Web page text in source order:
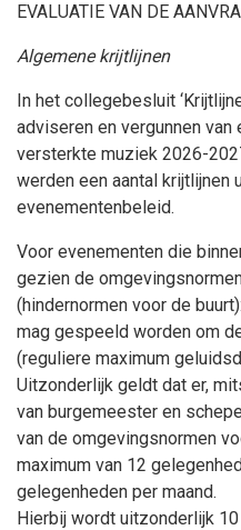
EVALUATIE VAN DE
Algemene krijtlijnen
In het collegebesluit
adviseren en vergunnen
versterkte muziek 2026-
werden een aantal krijtlijnen
evenementenbeleid.
Voor evenementen die
gezien de
(hindernormen voor de
mag gespeeld worden om
(reguliere maximum
Uitzonderlijk geldt dat er,
van burgemeester en
van de omgevingsnormen
maximum van 12
gelegenheden per maand.
Hierbij wordt uitzonderlijk